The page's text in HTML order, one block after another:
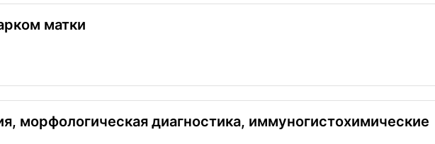
матки
морфологическая диагностика, иммуногистохимические